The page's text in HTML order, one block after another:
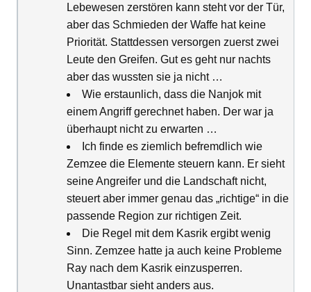
Lebewesen zerstören kann steht vor der Tür,
aber das Schmieden der Waffe hat keine
Priorität. Stattdessen versorgen zuerst zwei
Leute den Greifen. Gut es geht nur nachts
aber das wussten sie ja nicht …
Wie erstaunlich, dass die Nanjok mit
einem Angriff gerechnet haben. Der war ja
überhaupt nicht zu erwarten …
Ich finde es ziemlich befremdlich wie
Zemzee die Elemente steuern kann. Er sieht
seine Angreifer und die Landschaft nicht,
steuert aber immer genau das „richtige“ in die
passende Region zur richtigen Zeit.
Die Regel mit dem Kasrik ergibt wenig
Sinn. Zemzee hatte ja auch keine Probleme
Ray nach dem Kasrik einzusperren.
Unantastbar sieht anders aus.